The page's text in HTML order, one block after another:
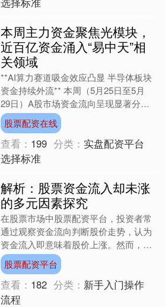
本周主力资金聚焦光模块，
近百亿资金涌入“易中天”相
关领域
**AI算力赛道吸金效应凸显 半导体板块
资金持续外流** 本周（5月25日至5月
29日）A股市场资金流向呈现显著分
化，AI算力产业链成为资金追逐的核心
方向，而半....
股票配资在线
查看： 199 分类： 实盘配资平台
选择标准
解析：股票资金流入却未涨
的多元因素探究
在股票市场中股票配资平台，投资者常
通过观察资金流向判断股价走势，认为
资金流入即意味着股价上涨。然而，实
际交易中常出现“资金流入但股价未
涨”的现象，引发广泛困惑。....
股票配资平台
查看： 182 分类： 新手入门操作
流程